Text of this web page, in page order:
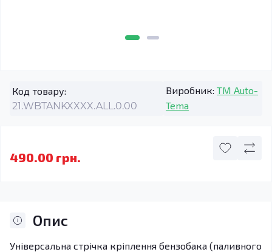
Код товару:
21.WBTANKXXXX.ALL.0.00
Виробник: TM Auto-
Tema
490.00 грн.
Опис
Універсальна стрічка кріплення бензобака (паливного